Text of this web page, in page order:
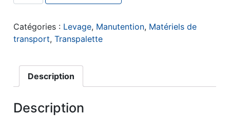
Catégories : Levage, Manutention, Matériels de
transport,Transpalette
Description
Description